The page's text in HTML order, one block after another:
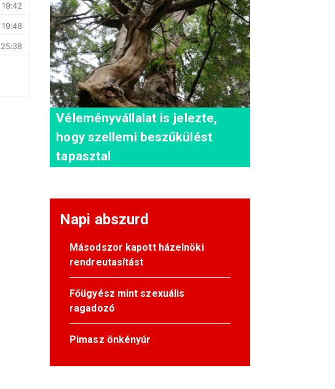
Véleményvállalat is jelezte,
hogy szellemi beszűkülést
tapasztal
Napi abszurd
Másodszor kapott házelnöki
rendreutasítást
Főügyész mint szexuális
ragadozó
Pimasz önkényúr